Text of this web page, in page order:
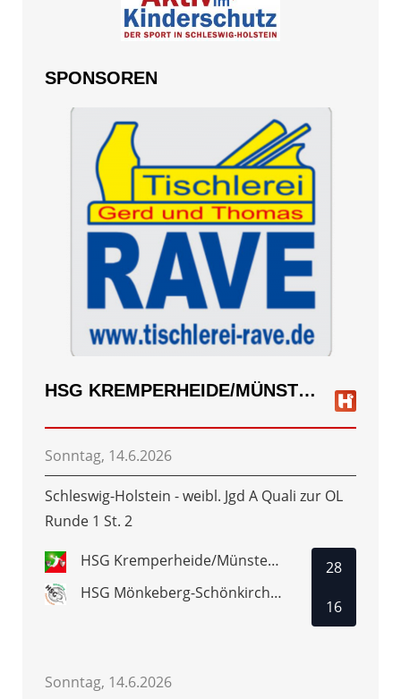
SPONSOREN
HSG KREMPERHEIDE/MÜNSTERDORF
Sonntag, 14.6.2026
Schleswig-Holstein - weibl. Jgd A Quali zur OL
Runde 1 St. 2
HSG Kremperheide/Münsterdorf
HSG Mönkeberg-Schönkirchen
28
16
Sonntag, 14.6.2026